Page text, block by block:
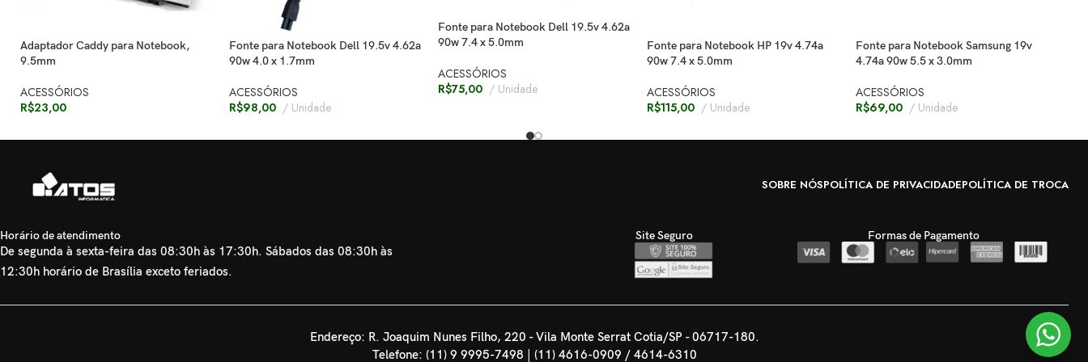
Adaptador Caddy para Notebook,
9.5mm
ACESSÓRIOS
R$23,00
Fonte para Notebook Dell 19.5v 4.62a
90w 4.0 x 1.7mm
ACESSÓRIOS
R$98,00 Unidade
Fonte para Notebook Dell 19.5v 4.62a
90w 7.4 x 5.0mm
ACESSÓRIOS
R$75,00 Unidade
Fonte para Notebook HP 19v 4.74a
90w 7.4 x 5.0mm
ACESSÓRIOS
R$115,00 Unidade
Fonte para Notebook Samsung 19v
4.74a 90w 5.5 x 3.0mm
ACESSÓRIOS
R$69,00 Unidade
SOBRE NÓSPOLÍTICA DE PRIVACIDADEPOLÍTICA DE TROCA
Horário de atendimento
De segunda à sexta-feira das 08:30h às 17:30h. Sábados das 08:30h às
12:30h horário de Brasília exceto feriados.
Site Seguro Formas de Pagamento
Endereço: R. Joaquim Nunes Filho, 220 - Vila Monte Serrat Cotia/SP - 06717-180.
Telefone: (11) 9 9995-7498 | (11) 4616-0909 / 4614-6310